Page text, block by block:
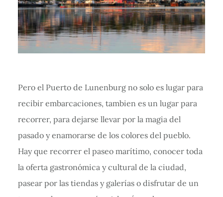
Pero el Puerto de Lunenburg no solo es lugar para
recibir embarcaciones, tambien es un lugar para
recorrer, para dejarse llevar por la magia del
pasado y enamorarse de los colores del pueblo.
Hay que recorrer el paseo marítimo, conocer toda
la oferta gastronómica y cultural de la ciudad,
pasear por las tiendas y galerías o disfrutar de un